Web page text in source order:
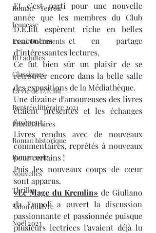
Roman - Terroir
Jeunesse
Essai/Documents
BD adultes
Classiques
La vie de D.E.litt
Rentrée littéraire 2021
Prix littéraires
Roman historique
Roman noir
Nouvelles
Thriller
Salon du livre
Noël 2023
Et c’est parti pour une nouvelle
année que les membres du Club
D.E.litt espèrent riche en belles
rencontres et en partage
d’intéressantes lectures.
Ce fut bien sûr un plaisir de se
retrouver encore dans la belle salle
des expositions de la Médiathèque.
Une dizaine d’amoureuses des livres
étaient présentes et les échanges
fusèrent.
Livres rendus avec de nouveaux
commentaires, reprêtés à nouveaux
pour certains !
Puis les nouveaux coups de cœur
sont apparus.
«Le Mage du Kremlin» de Giuliano
da Empoli a ouvert la discussion
passionnante et passionnée puisque
plusieurs lectrices l’avaient déjà lu